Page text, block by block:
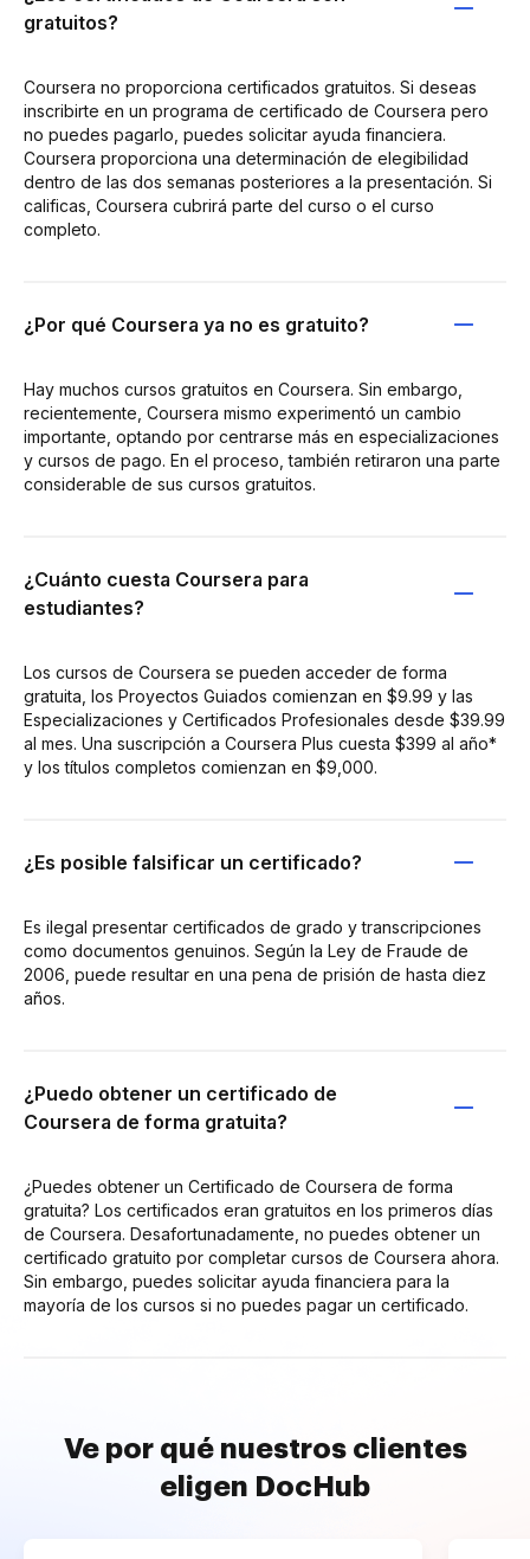
gratuitos?
Coursera no proporciona certificados gratuitos. Si deseas
inscribirte en un programa de certificado de Coursera pero
no puedes pagarlo, puedes solicitar ayuda financiera.
Coursera proporciona una determinación de elegibilidad
dentro de las dos semanas posteriores a la presentación. Si
calificas, Coursera cubrirá parte del curso o el curso
completo.
¿Por qué Coursera ya no es gratuito?
Hay muchos cursos gratuitos en Coursera. Sin embargo,
recientemente, Coursera mismo experimentó un cambio
importante, optando por centrarse más en especializaciones
y cursos de pago. En el proceso, también retiraron una parte
considerable de sus cursos gratuitos.
¿Cuánto cuesta Coursera para
estudiantes?
Los cursos de Coursera se pueden acceder de forma
gratuita, los Proyectos Guiados comienzan en $9.99 y las
Especializaciones y Certificados Profesionales desde $39.99
al mes. Una suscripción a Coursera Plus cuesta $399 al año*
y los títulos completos comienzan en $9,000.
¿Es posible falsificar un certificado?
Es ilegal presentar certificados de grado y transcripciones
como documentos genuinos. Según la Ley de Fraude de
2006, puede resultar en una pena de prisión de hasta diez
años.
¿Puedo obtener un certificado de
Coursera de forma gratuita?
¿Puedes obtener un Certificado de Coursera de forma
gratuita? Los certificados eran gratuitos en los primeros días
de Coursera. Desafortunadamente, no puedes obtener un
certificado gratuito por completar cursos de Coursera ahora.
Sin embargo, puedes solicitar ayuda financiera para la
mayoría de los cursos si no puedes pagar un certificado.
Ve por qué nuestros clientes
eligen DocHub